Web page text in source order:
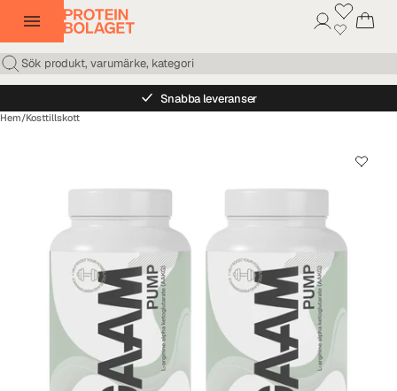
Snabba leveranser
Hem/Kosttillskott